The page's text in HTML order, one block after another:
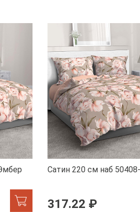
Сатин 220 см наб
317.22 ₽